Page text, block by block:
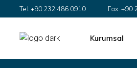
Tel: +90 232 486 0910 Fax: +90
Kurumsal